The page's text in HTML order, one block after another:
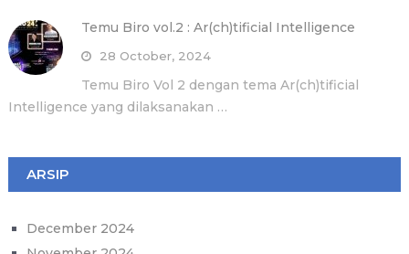
Temu Biro vol.2 : Ar(ch)tificial Intelligence
28 October, 2024
Temu Biro Vol 2 dengan tema Ar(ch)tificial
Intelligence yang dilaksanakan …
ARSIP
December 2024